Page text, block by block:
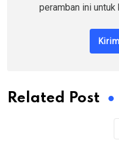
peramban ini
Related Post